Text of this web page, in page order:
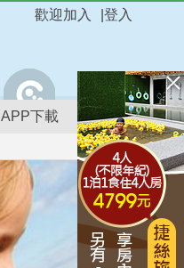
登入
歡迎加入
APP下載